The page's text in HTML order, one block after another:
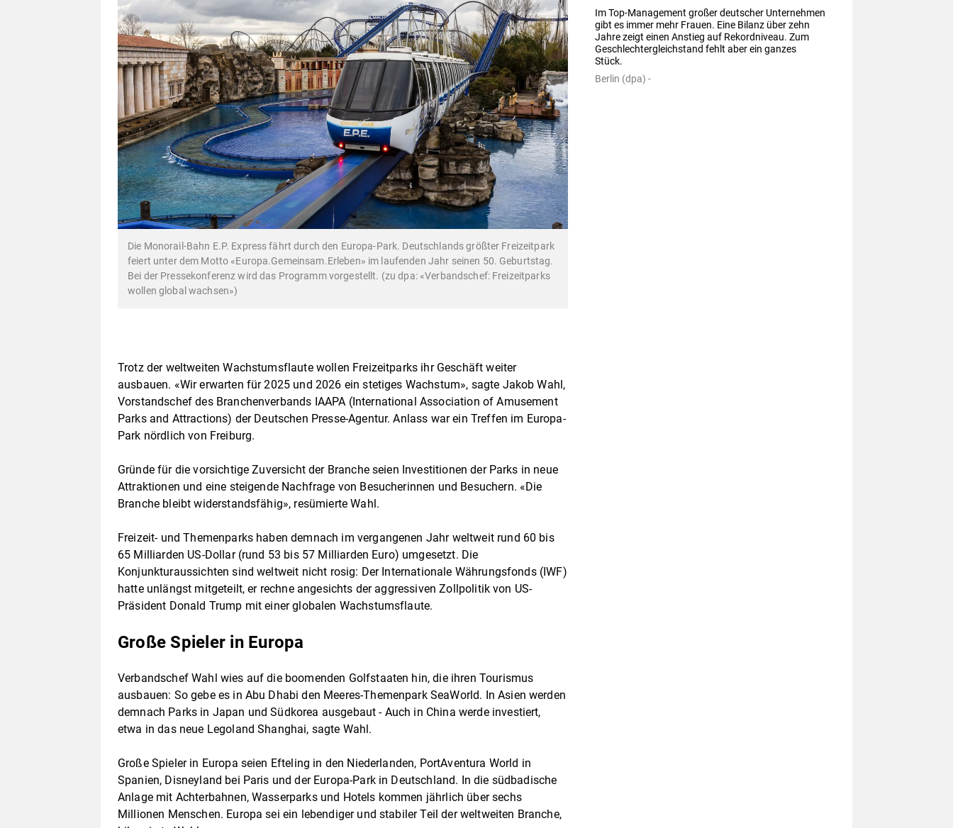
Die Monorail-Bahn E.P. Express fährt durch den Europa-Park. Deutschlands größter Freizeitpark
feiert unter dem Motto «Europa.Gemeinsam.Erleben» im laufenden Jahr seinen 50. Geburtstag.
Bei der Pressekonferenz wird das Programm vorgestellt. (zu dpa: «Verbandschef: Freizeitparks
wollen global wachsen»)
Trotz der weltweiten Wachstumsflaute wollen Freizeitparks ihr Geschäft weiter
ausbauen. «Wir erwarten für 2025 und 2026 ein stetiges Wachstum», sagte Jakob Wahl,
Vorstandschef des Branchenverbands IAAPA (International Association of Amusement
Parks and Attractions) der Deutschen Presse-Agentur. Anlass war ein Treffen im Europa-
Park nördlich von Freiburg.
Gründe für die vorsichtige Zuversicht der Branche seien Investitionen der Parks in neue
Attraktionen und eine steigende Nachfrage von Besucherinnen und Besuchern. «Die
Branche bleibt widerstandsfähig», resümierte Wahl.
Freizeit- und Themenparks haben demnach im vergangenen Jahr weltweit rund 60 bis
65 Milliarden US-Dollar (rund 53 bis 57 Milliarden Euro) umgesetzt. Die
Konjunkturaussichten sind weltweit nicht rosig: Der Internationale Währungsfonds (IWF)
hatte unlängst mitgeteilt, er rechne angesichts der aggressiven Zollpolitik von US-
Präsident Donald Trump mit einer globalen Wachstumsflaute.
Große Spieler in Europa
Verbandschef Wahl wies auf die boomenden Golfstaaten hin, die ihren Tourismus
ausbauen: So gebe es in Abu Dhabi den Meeres-Themenpark SeaWorld. In Asien werden
demnach Parks in Japan und Südkorea ausgebaut - Auch in China werde investiert,
etwa in das neue Legoland Shanghai, sagte Wahl.
Große Spieler in Europa seien Efteling in den Niederlanden, PortAventura World in
Spanien, Disneyland bei Paris und der Europa-Park in Deutschland. In die südbadische
Anlage mit Achterbahnen, Wasserparks und Hotels kommen jährlich über sechs
Millionen Menschen. Europa sei ein lebendiger und stabiler Teil der weltweiten Branche,
Im Top-Management großer deutscher Unternehmen
gibt es immer mehr Frauen. Eine Bilanz über zehn
Jahre zeigt einen Anstieg auf Rekordniveau. Zum
Geschlechtergleichstand fehlt aber ein ganzes
Stück.
Berlin (dpa) -